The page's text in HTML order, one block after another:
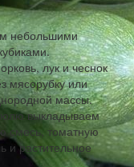
небольшими
лук и чеснок
мясорубку или
массы.
выкладываем
смесь, томатную
и растительное